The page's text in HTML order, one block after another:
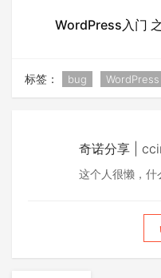
WordPress入门
标签： bug WordPress
奇诺分享 |
这个人很懒，什